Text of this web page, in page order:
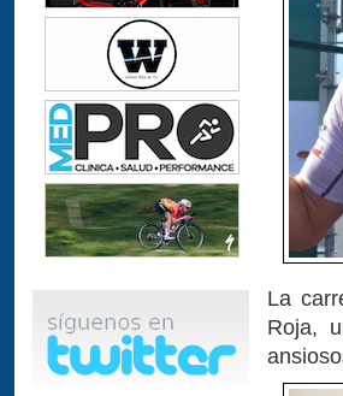
La
Roja,